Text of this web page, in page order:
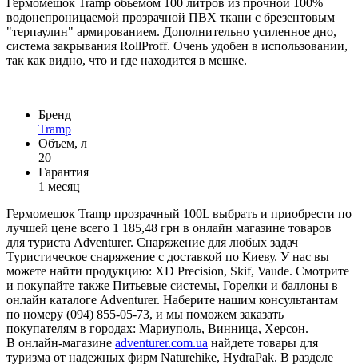
водонепроницаемой прозрачной ПВХ ткани с брезентовым
"терпаулин" армированием. Дополнительно усиленное дно,
система закрывания RollProff. Очень удобен в использовании,
так как видно, что и где находится в мешке.
Бренд
Tramp
Объем, л
20
Гарантия
1 месяц
Гермомешок Tramp прозрачный 100L выбрать и приобрести по
лучшей цене всего 1 185,48 грн в онлайн магазине товаров
для туриста Adventurer. Снаряжение для любых задач
Туристическое снаряжение с доставкой по Киеву. У нас вы
можете найти продукцию: XD Precision, Skif, Vaude. Смотрите
и покупайте также Питьевые системы, Горелки и баллоны в
онлайн каталоге Adventurer. Наберите нашим консультантам
по номеру (094) 855-05-73, и мы поможем заказать
покупателям в городах: Мариуполь, Винница, Херсон.
В онлайн-магазине adventurer.com.ua найдете товары для
туризма от надежных фирм Naturehike, HydraPak. В разделе